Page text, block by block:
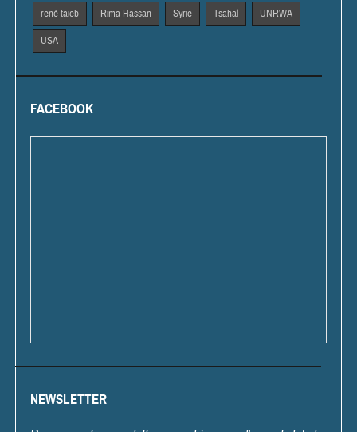
rené taieb Rima Hassan Syrie Tsahal UNRWA
USA
FACEBOOK
NEWSLETTER